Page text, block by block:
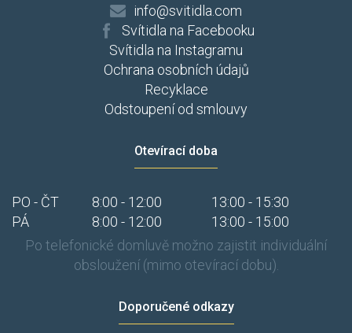
info@svitidla.com
Svítidla na Facebooku
Svítidla na Instagramu
Ochrana osobních údajů
Recyklace
Odstoupení od smlouvy
Otevírací doba
PO - ČT 8:00 - 12:00
13:00 - 15:30
PÁ
8:00 - 12:00
13:00 - 15:00
Po telefonické domluvě možno zajistit individuální
obsloužení (mimo otevírací dobu).
Doporučené odkazy